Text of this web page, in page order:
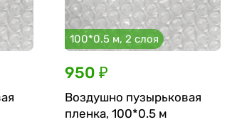
100*0.5 м, 2 слоя
950 ₽
Воздушно пузырьковая
пленка, 100*0.5 м